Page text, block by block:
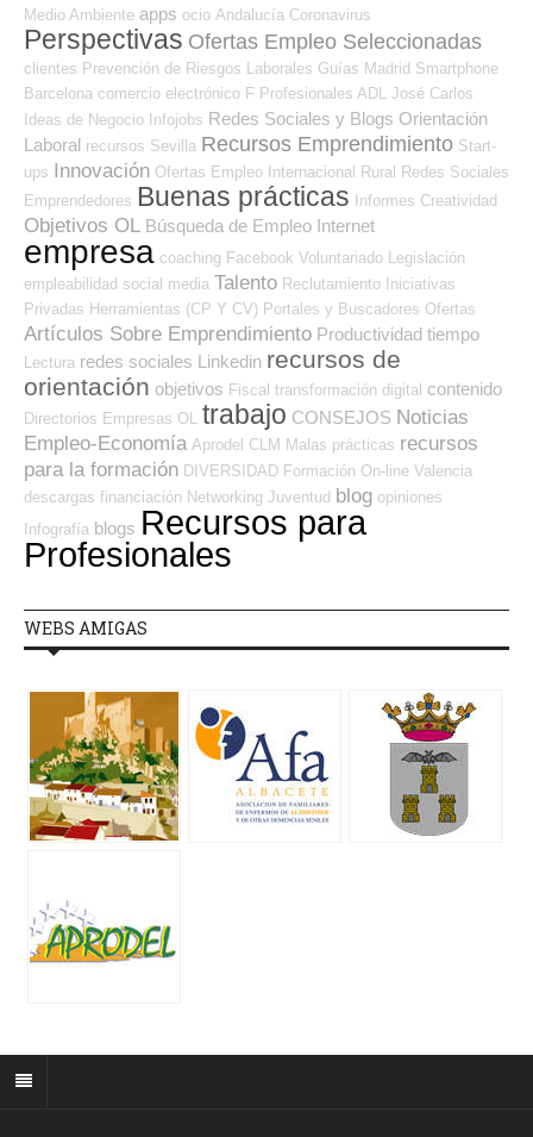
Medio Ambiente apps ocio Andalucía Coronavirus
Perspectivas Ofertas Empleo Seleccionadas
clientes Prevención de Riesgos Laborales Guías Madrid Smartphone
Barcelona comercio electrónico F Profesionales ADL José Carlos
Ideas de Negocio Infojobs Redes Sociales y Blogs Orientación
Laboral recursos Sevilla Recursos Emprendimiento Start-
ups Innovación Ofertas Empleo Internacional Rural Redes Sociales
Emprendedores Buenas prácticas Informes Creatividad
Objetivos OL Búsqueda de Empleo Internet
empresa coaching Facebook Voluntariado Legislación
empleabilidad social media Talento Reclutamiento Iniciativas
Privadas Herramientas (CP Y CV) Portales y Buscadores Ofertas
Artículos Sobre Emprendimiento Productividad tiempo
Lectura redes sociales Linkedin recursos de
orientación objetivos Fiscal transformación digital contenido
Directorios Empresas OL trabajo CONSEJOS Noticias
Empleo-Economía Aprodel CLM Malas prácticas recursos
para la formación DIVERSIDAD Formación On-line Valencia
descargas financiación Networking Juventud blog opiniones
Infografía blogs Recursos para
Profesionales
WEBS AMIGAS